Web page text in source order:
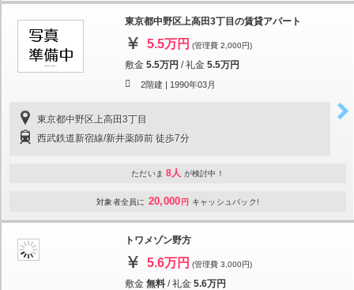
東京都中野区上高田3丁目の賃貸アパート
5.5万円 (管理費 2,000円)
敷金 5.5万円 /礼金 5.5万円
2階建 | 1990年03月
東京都中野区上高田3丁目
西武鉄道新宿線/新井薬師前 徒歩7分
ただいま 8人 が検討中！
対象者全員に 20,000 円 キャッシュバック!
トワメゾン野方
5.6万円 (管理費 3,000円)
敷金 無料 /礼金 5.6万円